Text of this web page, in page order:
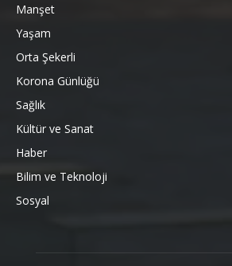
Manşet
Yaşam
Orta Şekerli
Korona Günlüğü
Sağlık
Kültür ve Sanat
Haber
Bilim ve Teknoloji
Sosyal